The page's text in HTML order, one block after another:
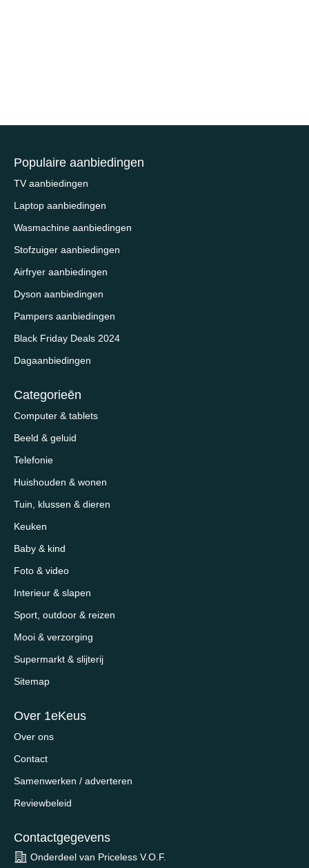
Populaire aanbiedingen
TV aanbiedingen
Laptop aanbiedingen
Wasmachine aanbiedingen
Stofzuiger aanbiedingen
Airfryer aanbiedingen
Dyson aanbiedingen
Pampers aanbiedingen
Black Friday Deals 2024
Dagaanbiedingen
Categorieēn
Computer & tablets
Beeld & geluid
Telefonie
Huishouden & wonen
Tuin, klussen & dieren
Keuken
Baby & kind
Foto & video
Interieur & slapen
Sport, outdoor & reizen
Mooi & verzorging
Supermarkt & slijterij
Sitemap
Over 1eKeus
Over ons
Contact
Samenwerken / adverteren
Reviewbeleid
Contactgegevens
Onderdeel van Priceless V.O.F.